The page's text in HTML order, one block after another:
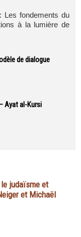
Les fondements du
à la lumière de
de dialogue
Ayat al-Kursi
judaïsme et
et Michaël